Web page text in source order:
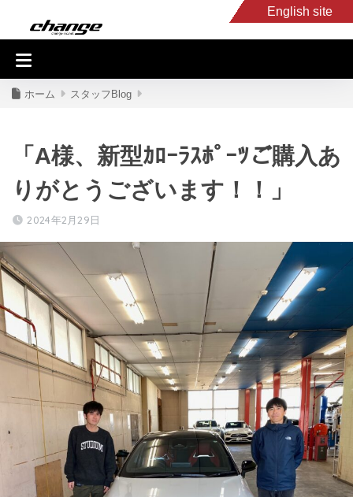
English site
入庫車情報
ホーム スタッフBlog
「A様、新型ｶﾛｰﾗｽﾎﾟｰﾂご購入あ
りがとうございます！！」
2024年2月29日